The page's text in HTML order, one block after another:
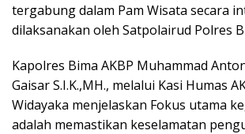
tergabung dalam Pam Wisata secara
dilaksanakan oleh Satpolairud Polres
Kapolres Bima AKBP Muhammad
Gaisar S.I.K.,MH., melalui Kasi Humas
Widayaka menjelaskan Fokus utama
adalah memastikan keselamatan